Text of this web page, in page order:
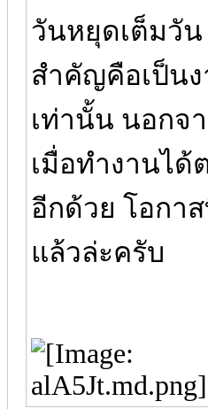
วันหยุดเต็มวัน
สำคัญคือเป็นง
เท่านั้น นอกจ
เมื่อทำงานไ
อีกด้วย โอกา
แล้วล่ะครับ